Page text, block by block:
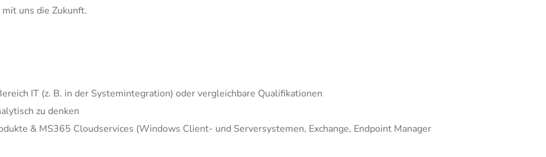
uns die Zukunft.
IT (z. B. in der Systemintegration) oder vergleichbare Qualifikationen
zu denken
& MS365 Cloudservices (Windows Client- und Serversystemen, Exchange, Endpoint Manager